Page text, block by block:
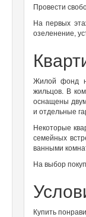
Провести
На первых
озеленение,
Жилой фонд
жильцов. В
оснащены
и отдельные
Некоторые
семейных
ванными
На выбор
Купить